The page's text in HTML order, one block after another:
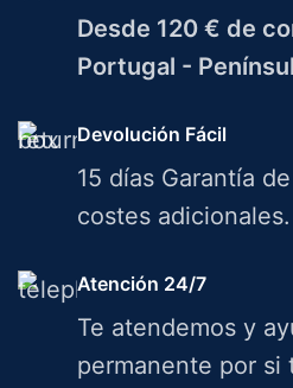
Desde 120 € de
Portugal -
Devolución Fácil
15 días Garantía
costes adicionales.
Atención 24/7
Te atendemos y
permanente por si